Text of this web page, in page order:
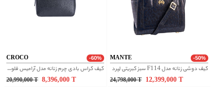
CROCO -60%
کیف کراس بادی چرم زنانه مدل آرامیس فلوتر - مشکی
20,990,000 T 8,396,000
MANTE -50%
کیف دوشی زنانه مدل F114 سبز کبریتی لِپرد
24,798,000 T 12,399,000